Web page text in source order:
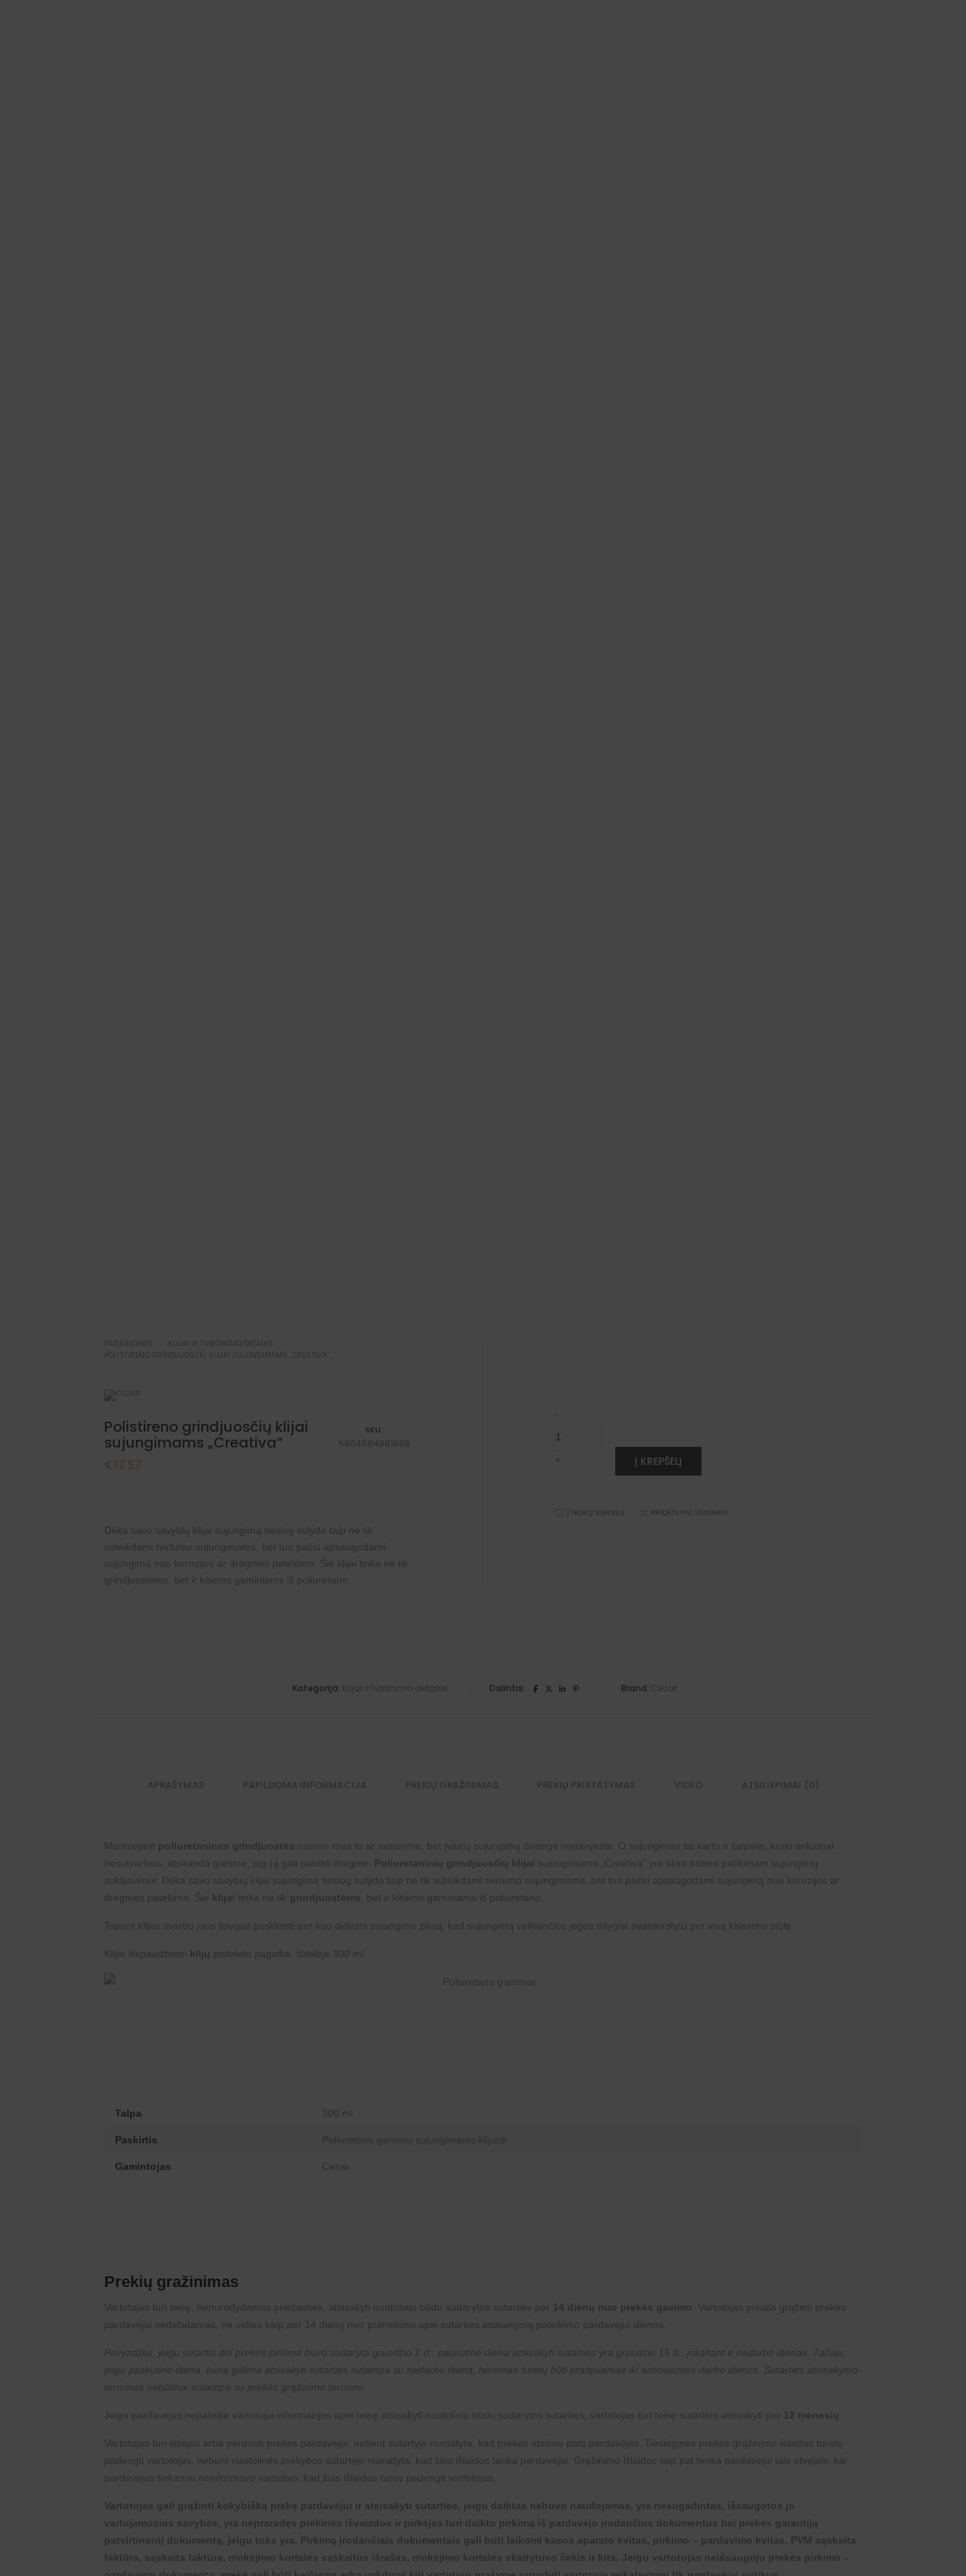
PAGRINDINIS
KLIJAI IR TVIRTINIMO DETALĖS
POLISTIRENO GRINDJUOSČIŲ KLIJAI SUJUNGIMAMS „CREATIVA”
Polistireno grindjuosčių klijai
sujungimams „Creativa”
€17.57
SKU:
5904584881688
Dėka savo savybių klijai sujungimą tiesiog sulydo taip ne tik
suteikdami tvirtumo sujungimams, bet tuo pačiu apsaugodami
sujungimą nuo korozijos ar drėgmės patekimo. Šie klijai tinka ne tik
grindjuostėms, bet ir kitiems gaminiams iš poliuretano.
klijai
-
+ Į KREPŠELĮ
Į NORŲ SĄRAŠĄ PRIDĖTI PALYGINIMUI
Kategorija: Klijai ir tvirtinimo detalės Dalintis: Brand: Cezar
APRAŠYMAS PAPILDOMA INFORMACIJA PREKIŲ GRAŽINIMAS PREKIŲ PRISTATYMAS VIDEO ATSILIEPIMAI (0)
Montuojant poliuretanines grindjuostes norime mes to ar nenorime, bet įvairių sujungimų išvengti nepavyksta. O sujungimas tai kartu ir tarpelis, kurio tinkamai
nesutvarkius, atsiranda grėsmė, jog į jį gali patekti drėgmė. Poliuretaninių grindjuosčių klijai sujungimams „Creativa” yra skirti būtent patikimam sujungimų
suklijavimui. Dėka savo savybių klijai sujungimą tiesiog sulydo taip ne tik suteikdami tvirtumo sujungimams, bet tuo pačiu apsaugodami sujungimą nuo korozijos ar
drėgmės patekimo. Šie klijai tinka ne tik grindjuostėms , bet ir kitiems gaminiams iš poliuretano.
Tepant klijus svarbu juos tolygiai paskleisti per kuo didesni sujungimo plotą, kad sujungimą veikiančios jėgos tolygiai pasiskirstytu per visą klijavimo siūlę.
Klijai išspaudžiami klijų pistoleto pagalba, tūtelėje 300 ml.
Talpa 300 ml
Paskirtis
Gamintojas Cezar
Prekių gražinimas
Vartotojas turi teisę, nenurodydamas priežasties, atsisakyti nuotoliniu būdu sudarytos sutarties per 14 dienų nuo prekės gavimo . Vartotojas privalo grąžinti prekes
pardavėjui nedelsdamas, ne vėliau kaip per 14 dienų nuo pranešimo apie sutarties atsisakymą pateikimo pardavėjui dienos.
Pavyzdžiui, jeigu sutartis dėl prekės pirkimo buvo sudaryta gruodžio 1 d., paskutinė diena atsisakyti sutarties yra gruodžio 15 d., įskaitant ir nedarbo dienas. Tačiau,
jeigu paskutinė diena, kurią galima atsisakyti sutarties sutampa su nedarbo diena, terminas turėtų būti pratęsiamas iki artimiausios darbo dienos. Sutarties atsisakymo
terminas nebūtinai sutampa su prekės grąžinimo terminu.
Jeigu pardavėjas nepateikė vartotojui informacijos apie teisę atsisakyti nuotoliniu būdu sudarytos sutarties, vartotojas turi teisę sutarties atsisakyti per 12 mėnesių
Vartotojas turi išsiųsti arba perduoti prekes pardavėjui, nebent sutartyje numatyta, kad prekes atsiima pats pardavėjas. Tiesiogines prekės grąžinimo išlaidas turėtų
padengti vartotojas, nebent nuotolinės prekybos sutartyje numatyta, kad šios išlaidos tenka pardavėjui. Grąžinimo išlaidos taip pat tenka pardavėjui tais atvejais, kai
pardavėjas tinkamai neinformavo vartotojo, kad šias išlaidas turės padengti vartotojas.
Vartotojas gali grąžinti kokybišką prekę pardavėjui ir atsisakyti sutarties, jeigu daiktas nebuvo naudojamas, yra nesugadintas, išsaugotos jo
vartojamosios savybės, yra nepraradęs prekinės išvaizdos ir pirkėjas turi daikto pirkimą iš pardavėjo įrodančius dokumentus bei prekės garantiją
patvirtinantį dokumentą, jeigu toks yra. Pirkimą įrodančiais dokumentais gali būti laikomi kasos aparato kvitas, pirkimo – pardavimo kvitas, PVM sąskaita
faktūra, sąskaita faktūra, mokėjimo kortelės sąskaitos išrašas, mokėjimo kortelės skaitytuvo čekis ir kita. Jeigu vartotojas neišsaugojo prekės pirkimo –